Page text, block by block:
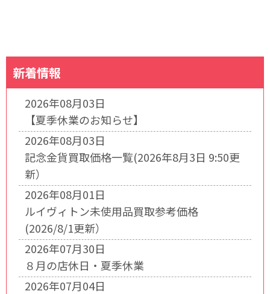
新着情報
2026年08月03日
【夏季休業のお知らせ】
2026年08月03日
記念金貨買取価格一覧(2026年8月3日 9:50更
新）
2026年08月01日
ルイヴィトン未使用品買取参考価格
(2026/8/1更新）
2026年07月30日
８月の店休日・夏季休業
2026年07月04日